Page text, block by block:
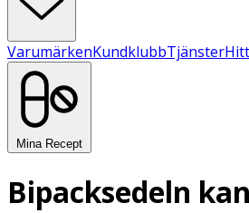
VarumärkenKundklubbTjänster
Mina Recept
Bipacksedeln